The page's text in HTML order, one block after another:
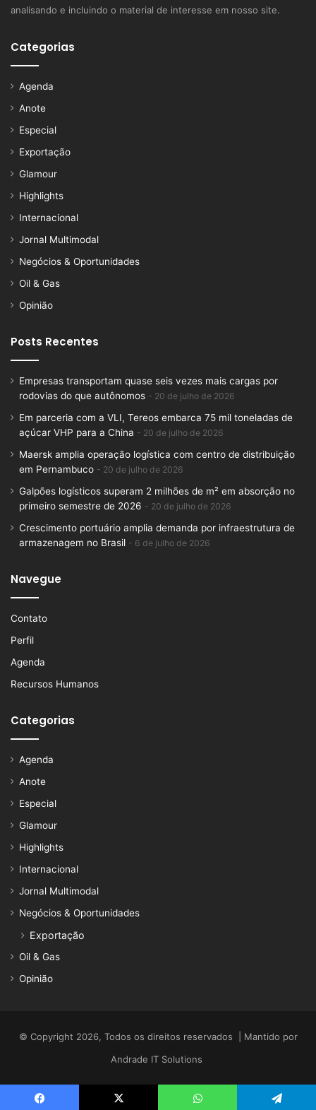
analisando e incluindo o material de interesse em nosso site.
Categorias
Agenda
Anote
Especial
Exportação
Glamour
Highlights
Internacional
Jornal Multimodal
Negócios & Oportunidades
Oil & Gas
Opinião
Posts Recentes
Empresas transportam quase seis vezes mais cargas por
rodovias do que autônomos
20 de julho de 2026
Em parceria com a VLI, Tereos embarca 75 mil toneladas de
açúcar VHP para a China
20 de julho de 2026
Maersk amplia operação logística com centro de distribuição
em Pernambuco
20 de julho de 2026
Galpões logísticos superam 2 milhões de m² em absorção no
primeiro semestre de 2026
20 de julho de 2026
Crescimento portuário amplia demanda por infraestrutura de
armazenagem no Brasil
6 de julho de 2026
Navegue
Contato
Perfil
Agenda
Recursos Humanos
Categorias
Agenda
Anote
Especial
Glamour
Highlights
Internacional
Jornal Multimodal
Negócios & Oportunidades
Exportação
Oil & Gas
Opinião
© Copyright 2026, Todos os direitos reservados | Mantido por
Andrade IT Solutions